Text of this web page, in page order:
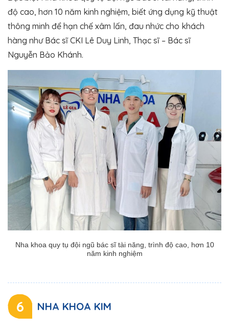
độ cao, hơn 10 năm kinh nghiệm, biết ứng dụng kỹ thuật
thông minh để hạn chế xâm lấn, đau nhức cho khách
hàng như Bác sĩ CKI Lê Duy Linh, Thạc sĩ – Bác sĩ
Nguyễn Bảo Khánh.
Nha khoa quy tụ đội ngũ bác sĩ tài năng, trình độ cao, hơn 10
năm kinh nghiệm
6 NHA KHOA KIM